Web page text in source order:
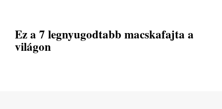
Ez a 7 legnyugodtabb macskafajta a
világon